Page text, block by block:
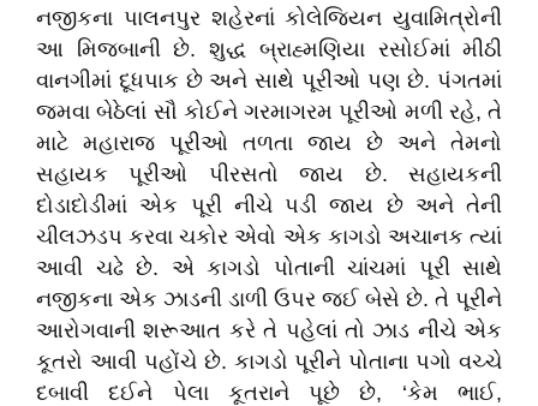
નજીકના પાલનપુર શહેરનાં કોલેજિયન યુવામિત્રોની
આ મિજબાની છે. શુદ્ધ બ્રાહ્મણિયા રસોઈમાં મીઠી
વાનગીમાં દૂધપાક છે અને સાથે પૂરીઓ પણ છે. પંગતમાં
જમવા બેઠેલાં સૌ કોઈને ગરમાગરમ પૂરીઓ મળી રહે, તે
માટે મહારાજ પૂરીઓ તળતા જાય છે અને તેમનો
સહાયક પૂરીઓ પીરસતો જાય છે.
સહાયકની
દોડાદોડીમાં એક પૂરી નીચે પડી જાય છે અને તેની
ચીલઝડપ કરવા ચકોર એવો એક કાગડો અચાનક ત્યાં
આવી ચઢે છે. એ કાગડો પોતાની ચાંચમાં પૂરી સાથે
નજીકના એક ઝાડની ડાળી ઉપર જઈ બેસે છે. તે પૂરીને
આરોગવાની શરૂઆત કરે તે પહેલાં તો ઝાડ નીચે એક
કૂતરો આવી પહોંચે છે. કાગડો પૂરીને પોતાના પગો વચ્ચે
દબાવી દઈને પેલા કૂતરાને પૂછે છે, ‘કેમ ભાઈ,